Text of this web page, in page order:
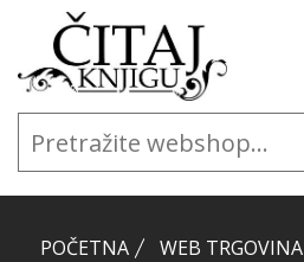
POČETNA WEB TRGOVINA